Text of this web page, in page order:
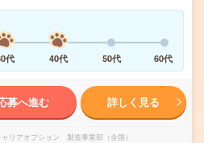
代 40代 50代 60代
募へ進む 詳しく見る
リアオプション 製造事業部（全国）